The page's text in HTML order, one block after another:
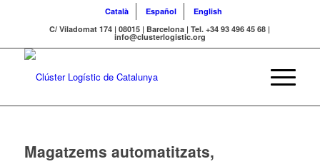
Català Español
English
C/ Viladomat 174 | 08015 | Barcelona | Tel. +34 93 496 45 68 |
info@clusterlogistic.org
Magatzems automatitzats,